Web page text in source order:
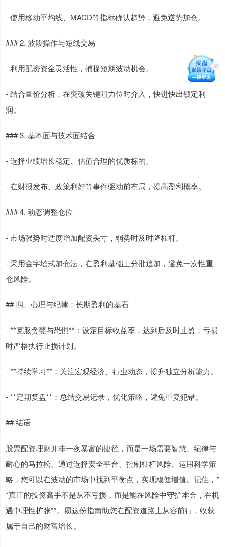
- 使用移动平均线、MACD等指标确认趋势，避免逆势加仓。
### 2. 波段操作与短线交易
- 利用配资资金灵活性，捕捉短期波动机会。
- 结合量价分析，在突破关键阻力位时介入，快进快出锁定利
润。
### 3. 基本面与技术面结合
- 选择业绩增长稳定、估值合理的优质标的。
- 在财报发布、政策利好等事件驱动前布局，提高盈利概率。
### 4. 动态调整仓位
- 市场强势时适度增加配资头寸，弱势时及时降杠杆。
- 采用金字塔式加仓法，在盈利基础上分批追加，避免一次性重
仓风险。
## 四、心理与纪律：长期盈利的基石
- **克服贪婪与恐惧**：设定目标收益率，达到后及时止盈；亏损
时严格执行止损计划。
- **持续学习**：关注宏观经济、行业动态，提升独立分析能力。
- **定期复盘**：总结交易记录，优化策略，避免重复犯错。
## 结语
股票配资理财并非一夜暴富的捷径，而是一场需要智慧、纪律与
耐心的马拉松。通过选择安全平台、控制杠杆风险、运用科学策
略，您可以在波动的市场中找到平衡点，实现稳健增值。记住，*
*真正的投资高手不是从不亏损，而是能在风险中守护本金，在机
遇中理性扩张**。愿这份指南助您在配资道路上从容前行，收获
属于自己的财富增长。